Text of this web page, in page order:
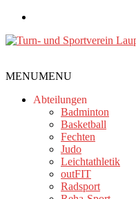
Zum
springen
und
Sportverein
Laupheim
MENUMENU
Abteilungen
Badminton
Basketball
Fechten
Judo
Leichtathletik
outFIT
Radsport